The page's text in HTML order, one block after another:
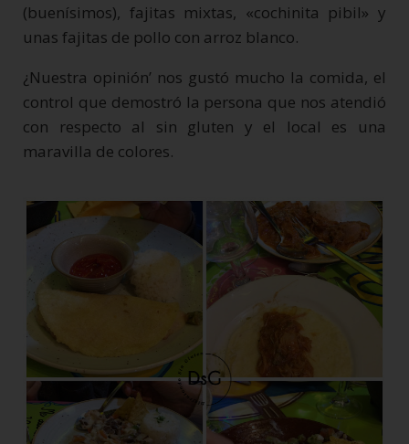
(buenísimos), fajitas mixtas, «cochinita pibil» y
unas fajitas de pollo con arroz blanco.
¿Nuestra opinión’ nos gustó mucho la comida, el
control que demostró la persona que nos atendió
con respecto al sin gluten y el local es una
maravilla de colores.